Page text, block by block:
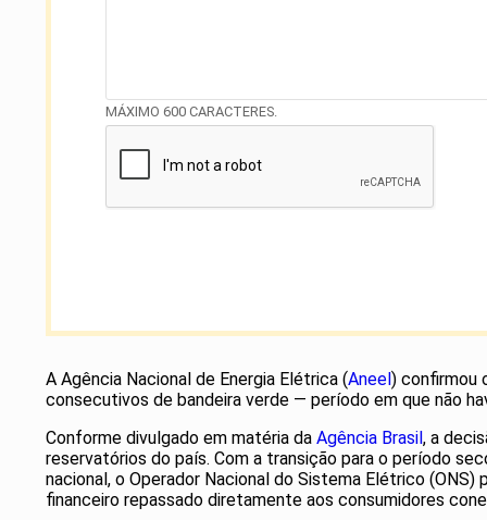
MÁXIMO 600 CARACTERES.
A Agência Nacional de Energia Elétrica (Aneel ) confirmou
consecutivos de bandeira verde — período em que não
Conforme divulgado em matéria da Agência Brasil , a
reservatórios do país. Com a transição para o período
nacional, o Operador Nacional do Sistema Elétrico
financeiro repassado diretamente aos consumidores